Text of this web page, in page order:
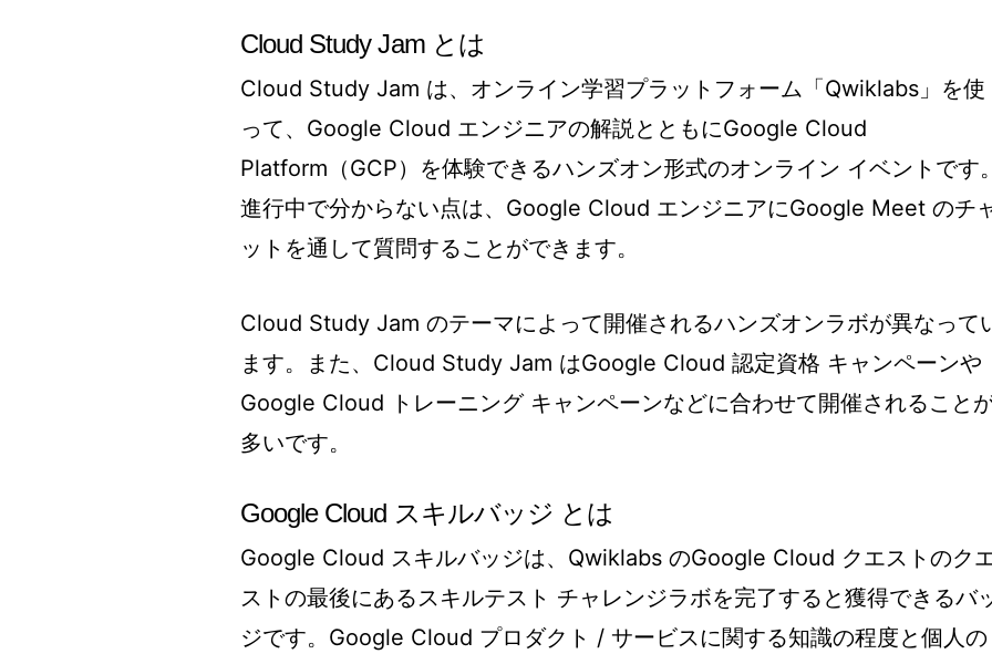
Cloud Study Jam とは
Cloud Study Jam は、オンライン学習プラットフォーム「Qwiklabs」を使
って、Google Cloud エンジニアの解説とともにGoogle Cloud
Platform（GCP）を体験できるハンズオン形式のオンライン イベントです
進行中で分からない点は、Google Cloud エンジニアにGoogle Meet のチ
ットを通して質問することができます。
Cloud Study Jam のテーマによって開催されるハンズオンラボが異なって
ます。また、Cloud Study Jam はGoogle Cloud 認定資格 キャンペーンや
Google Cloud トレーニング キャンペーンなどに合わせて開催されること
多いです。
Google Cloud スキルバッジ とは
Google Cloud スキルバッジは、Qwiklabs のGoogle Cloud クエストのク
ストの最後にあるスキルテスト チャレンジラボを完了すると獲得できるバ
ジです。Google Cloud プロダクト / サービスに関する知識の程度と個人の